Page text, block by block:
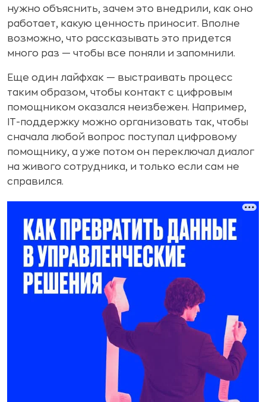
нужно объяснить, зачем это внедрили, как оно
работает, какую ценность приносит. Вполне
возможно, что рассказывать это придется
много раз — чтобы все поняли и запомнили.
Еще один лайфхак — выстраивать процесс
таким образом, чтобы контакт с цифровым
помощником оказался неизбежен. Например,
IT-поддержку можно организовать так, чтобы
сначала любой вопрос поступал цифровому
помощнику, а уже потом он переключал диалог
на живого сотрудника, и только если сам не
справился.